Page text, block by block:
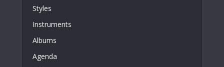
Styles
Instruments
Albums
Agenda